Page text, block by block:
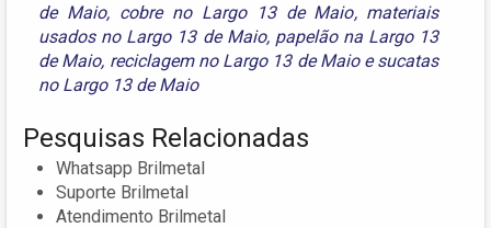
de Maio, cobre no Largo 13 de Maio, materiais
usados no Largo 13 de Maio, papelão na Largo 13
de Maio, reciclagem no Largo 13 de Maioesucatas
no Largo 13 de Maio
Pesquisas Relacionadas
Whatsapp Brilmetal
Suporte Brilmetal
Atendimento Brilmetal